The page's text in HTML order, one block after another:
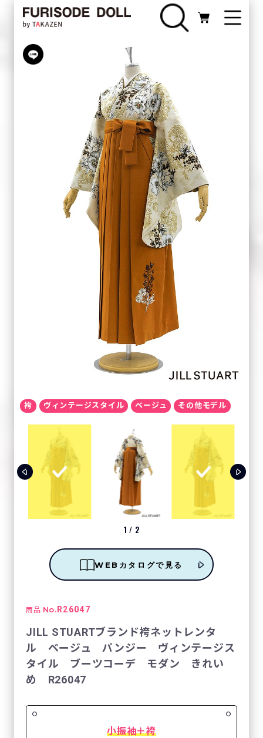
袴 ヴィンテージスタイル ベージュ その他モデル
1 / 2
WEBカタログで見る
商品 No. R26047
JILL STUARTブランド袴ネットレンタ
ル ベージュ パンジー ヴィンテージス
タイル ブーツコーデ モダン きれい
め R26047
小振袖＋袴